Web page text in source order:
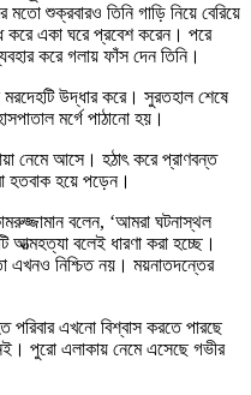
শুক্রবারও তিনি গাড়ি নিয়ে বেরিয়ে
করে একা ঘরে প্রবেশ করেন। পরে
করে গলায় ফাঁস দেন তিনি।
মরদেহটি উদ্ধার করে। সুরতহাল শেষে
মর্গে পাঠানো হয়।
নেমে আসে। হঠাৎ করে প্রাণবন্ত
হতবাক হয়ে পড়েন।
বলেন, ‘আমরা ঘটনাস্থল
আত্মহত্যা বলেই ধারণা করা হচ্ছে।
এখনও নিশ্চিত নয়। ময়নাতদন্তের
পরিবার এখনো বিশ্বাস করতে পারছে
পুরো এলাকায় নেমে এসেছে গভীর